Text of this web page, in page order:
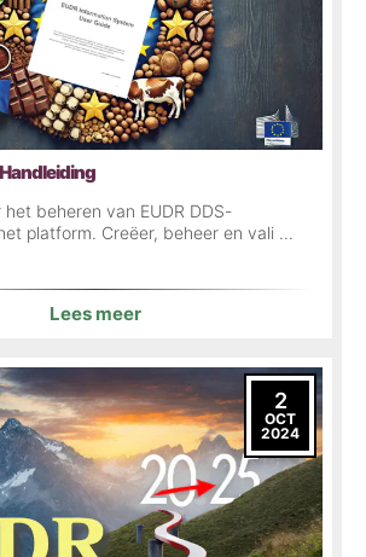
beheren van EUDR DDS-
platform. Creëer, beheer en vali ...
Lees meer
2
OCT
2024